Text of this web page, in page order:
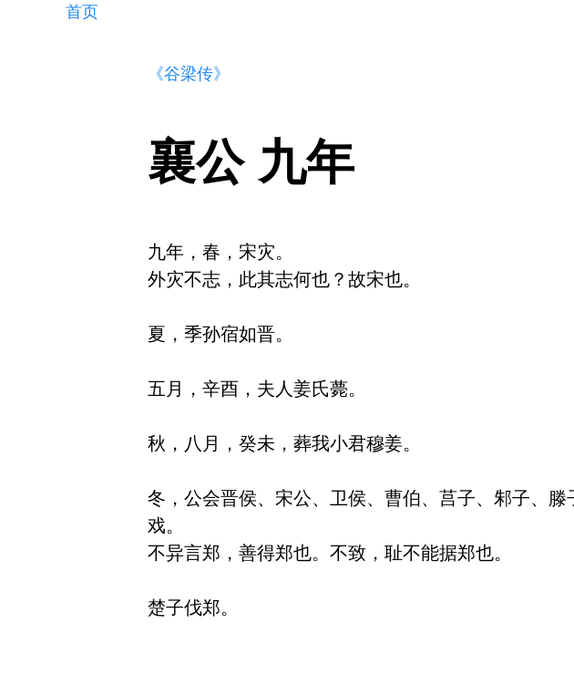
首页
《谷梁传》
襄公 九年
九年，春，宋灾。
外灾不志，此其志何也？故宋也。
夏，季孙宿如晋。
五月，辛酉，夫人姜氏薨。
秋，八月，癸未，葬我小君穆姜。
冬，公会晋侯、宋公、卫侯、曹伯、莒子、邾子、
戏。
不异言郑，善得郑也。不致，耻不能据郑也。